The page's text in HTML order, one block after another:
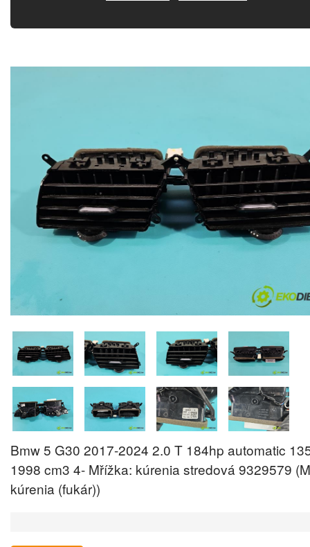
Bmw 5 G30 2017-2024 2.0 T 184hp automatic
1998 cm3 4- Mřížka: kúrenia stredová 9329579
kúrenia (fukár))